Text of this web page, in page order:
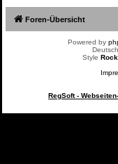
Foren-Übersicht
Powered by
Style
RegSoft -